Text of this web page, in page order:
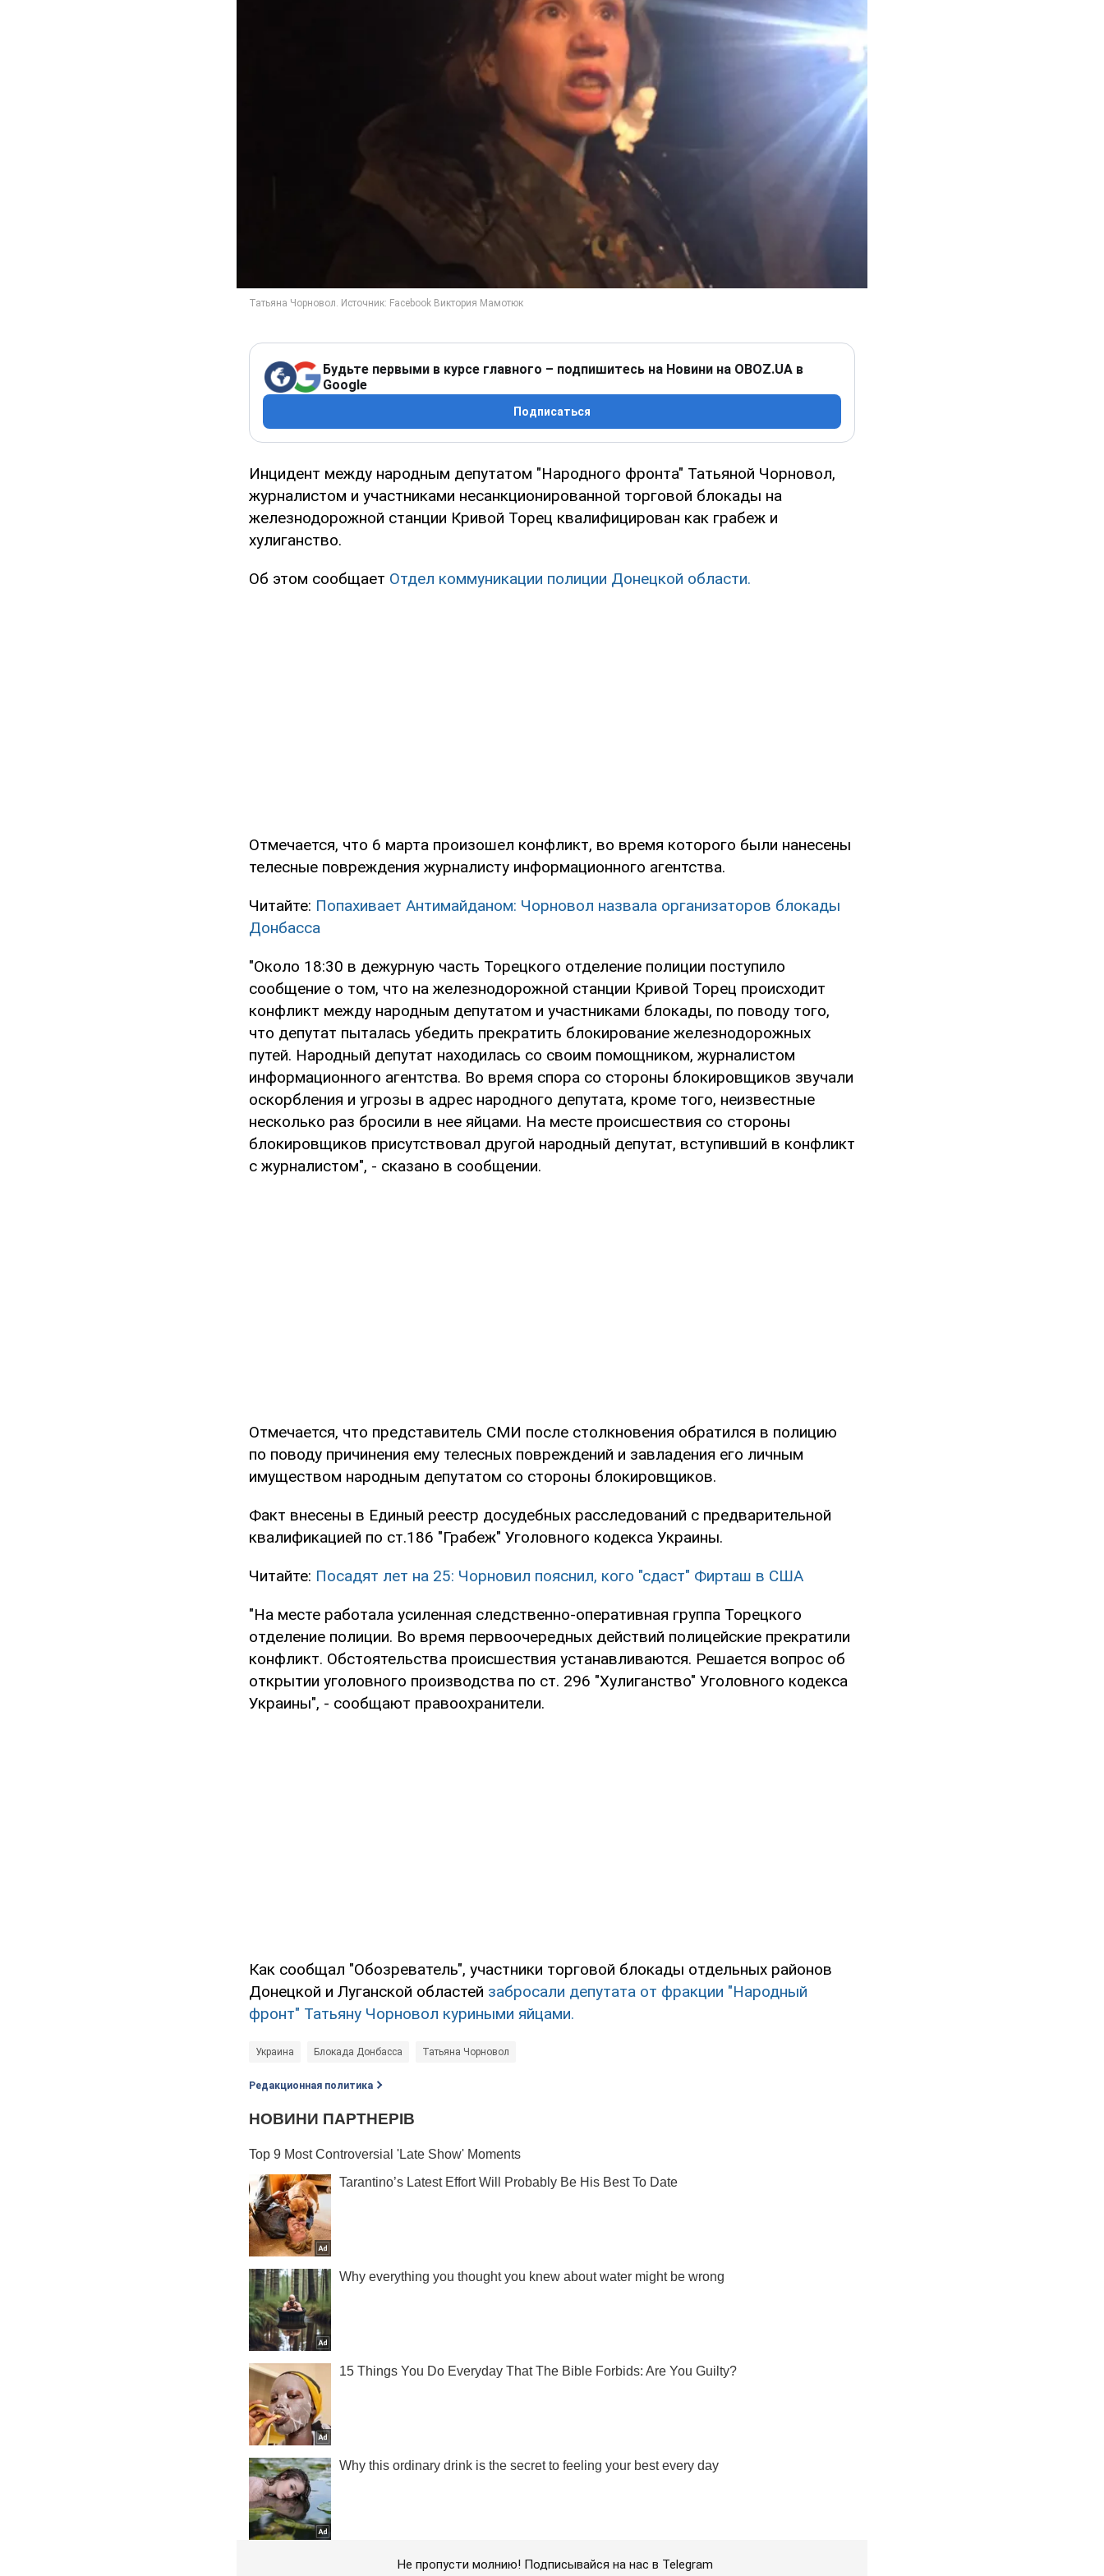
Будьте первыми в курсе главного – подпишитесь на Новини на OBOZ.UA в
Google
Подписаться
Инцидент между народным депутатом "Народного фронта" Татьяной Чорновол,
журналистом и участниками несанкционированной торговой блокады на
железнодорожной станции Кривой Торец квалифицирован как грабеж и
хулиганство.
Об этом сообщает Отдел коммуникации полиции Донецкой области.
Отмечается, что 6 марта произошел конфликт, во время которого были нанесены
телесные повреждения журналисту информационного агентства.
Читайте: Попахивает Антимайданом: Чорновол назвала организаторов блокады
Донбасса
"Около 18:30 в дежурную часть Торецкого отделение полиции поступило
сообщение о том, что на железнодорожной станции Кривой Торец происходит
конфликт между народным депутатом и участниками блокады, по поводу того,
что депутат пыталась убедить прекратить блокирование железнодорожных
путей. Народный депутат находилась со своим помощником, журналистом
информационного агентства. Во время спора со стороны блокировщиков звучали
оскорбления и угрозы в адрес народного депутата, кроме того, неизвестные
несколько раз бросили в нее яйцами. На месте происшествия со стороны
блокировщиков присутствовал другой народный депутат, вступивший в конфликт
с журналистом", - сказано в сообщении.
Отмечается, что представитель СМИ после столкновения обратился в полицию
по поводу причинения ему телесных повреждений и завладения его личным
имуществом народным депутатом со стороны блокировщиков.
Факт внесены в Единый реестр досудебных расследований с предварительной
квалификацией по ст.186 "Грабеж" Уголовного кодекса Украины.
Читайте: Посадят лет на 25: Чорновил пояснил, кого "сдаст" Фирташ в США
"На месте работала усиленная следственно-оперативная группа Торецкого
отделение полиции. Во время первоочередных действий полицейские прекратили
конфликт. Обстоятельства происшествия устанавливаются. Решается вопрос об
открытии уголовного производства по ст. 296 "Хулиганство" Уголовного кодекса
Украины", - сообщают правоохранители.
Как сообщал "Обозреватель", участники торговой блокады отдельных районов
Донецкой и Луганской областей забросали депутата от фракции "Народный
фронт" Татьяну Чорновол куриными яйцами.
Украина Блокада Донбасса Татьяна Чорновол
Редакционная политика
Не пропусти молнию! Подписывайся на нас в Telegram